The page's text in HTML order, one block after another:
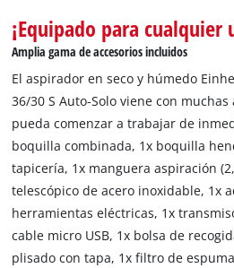
¡Equipado para cualquier
Amplia gama de accesorios incluidos
El aspirador en seco y húmedo
36/30 S Auto-Solo viene con
pueda comenzar a trabajar de
boquilla combinada, 1x boquilla
tapicería, 1x manguera aspiración
telescópico de acero inoxidable, 1x
herramientas eléctricas, 1x
cable micro USB, 1x bolsa de
plisado con tapa, 1x filtro de